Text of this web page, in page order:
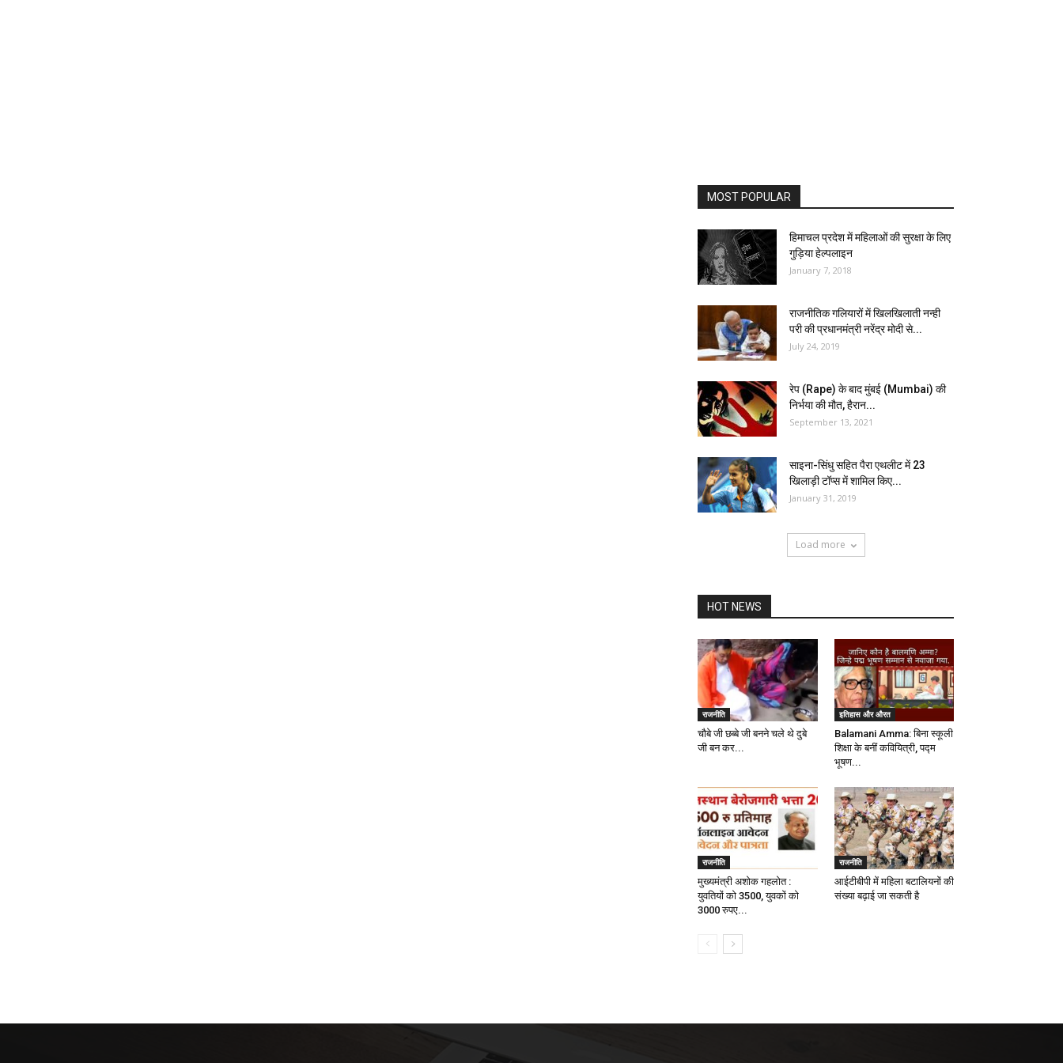
MOST POPULAR
हिमाचल प्रदेश में महिलाओं की सुरक्षा के लिए
गुड़िया हेल्पलाइन
January 7, 2018
राजनीतिक गलियारों में खिलखिलाती नन्ही
परी की प्रधानमंत्री नरेंद्र मोदी से...
July 24, 2019
रेप (Rape) के बाद मुंबई (Mumbai) की
निर्भया की मौत, हैरान...
September 13, 2021
साइना-सिंधु सहित पैरा एथलीट में 23
खिलाड़ी टॉप्स में शामिल किए...
January 31, 2019
Load more
HOT NEWS
राजनीति
चौबे जी छब्बे जी बनने चले थे दुबे
जी बन कर...
इतिहास और औरत
Balamani Amma: बिना स्कूली
शिक्षा के बनीं कवियित्री, पद्म
भूषण...
राजनीति
मुख्यमंत्री अशोक गहलोत :
युवतियों को 3500, युवकों को
3000 रुपए...
राजनीति
आईटीबीपी में महिला बटालियनों की
संख्या बढ़ाई जा सकती है